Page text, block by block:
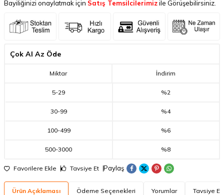
Bayiliğinizi onaylatmak için Satış Temsilcilerimizile Görüşebilirsiniz.
Çok Al Az Öde
Miktar İndirim
5-29 %2
30-99 %4
100-499 %6
500-3000 %8
Favorilere Ekle Tavsiye Et Paylaş
Ürün Açıklaması Ödeme Seçenekleri Yorumlar Tavsiye Et